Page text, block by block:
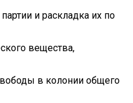
и раскладка их по
вещества,
в колонии общего